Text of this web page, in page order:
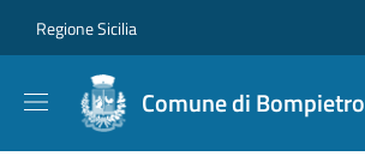
Regione Sicilia
Comune di Bompietro